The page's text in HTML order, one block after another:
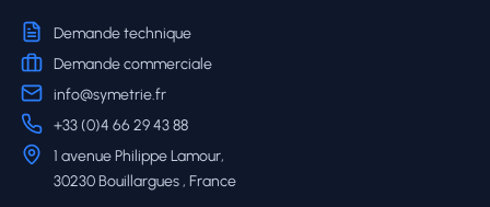
Demande technique
Demande commerciale
info@symetrie.fr
+33 (0)4 66 29 43 88
1 avenue Philippe Lamour,
30230 Bouillargues , France